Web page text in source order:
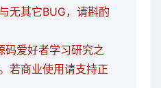
无其它BUG，请斟酌
码爱好者学习研究之
若商业使用请支持正